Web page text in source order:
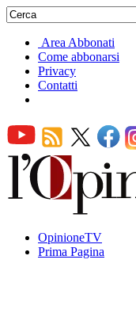
Area Abbonati
Come abbonarsi
Privacy
Contatti
OpinioneTV
Prima Pagina